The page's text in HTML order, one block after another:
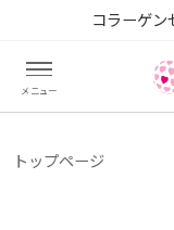
コラーゲ
トップページ